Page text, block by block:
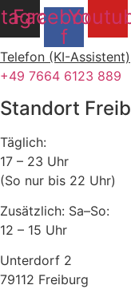
Facebook-
f
Telefon (KI-Assistent)
+49 7664 6123 889
Standort
Täglich:
17 – 23 Uhr
(So nur bis 22 Uhr)
Zusätzlich: Sa–So:
12 – 15 Uhr
Unterdorf 2
79112 Freiburg